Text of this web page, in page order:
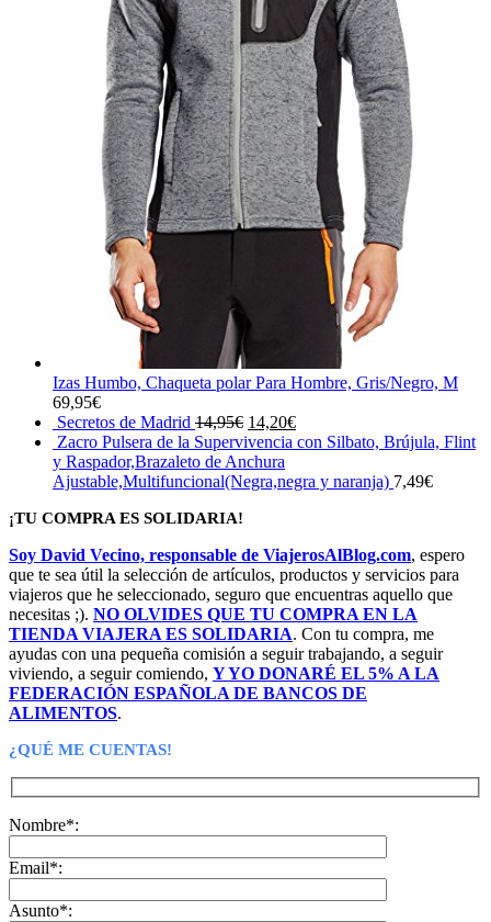
Izas Humbo, Chaqueta polar Para Hombre, Gris/Negro, M
69,95€
Secretos de Madrid 14,95€ El
precio
original
era:
14,20€El
precio
es:
Zacro Pulsera de la Supervivencia con Silbato, Brújula, Flint
y Raspador,Brazaleto de Anchura
Ajustable,Multifuncional(Negra,negra y naranja) 7,49€
¡TU COMPRA ES SOLIDARIA!
Soy David Vecino, responsable de ViajerosAlBlog.com, espero
que te sea útil la selección de artículos, productos y servicios para
viajeros que he seleccionado, seguro que encuentras aquello que
necesitas ;). NO OLVIDES QUE TU COMPRA EN LA
TIENDA VIAJERA ES SOLIDARIA. Con tu compra, me
ayudas con una pequeña comisión a seguir trabajando, a seguir
viviendo, a seguir comiendo, Y YO DONARÉ EL 5% A LA
FEDERACIÓN ESPAÑOLA DE BANCOS DE
ALIMENTOS.
¿QUÉ ME CUENTAS!
Nombre*:
Email*:
Asunto*: